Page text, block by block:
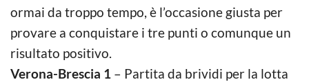
ormai da troppo tempo, è l’occasione giusta per
provare a conquistare i tre punti o comunque un
risultato positivo.
Verona-Brescia 1 – Partita da brividi per la lotta